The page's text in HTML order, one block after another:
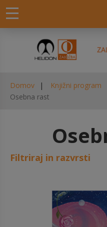
Domov Knjižni program
Osebna rast
Filtriraj in razvrsti